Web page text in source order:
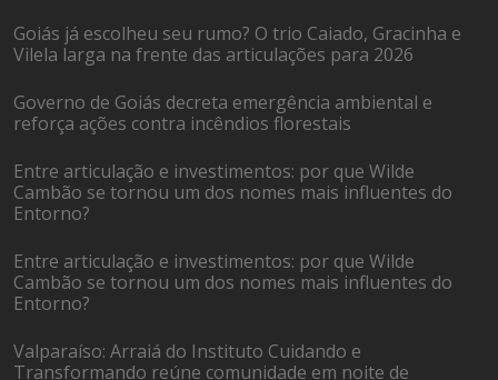
Goiás já escolheu seu rumo? O trio Caiado, Gracinha e
Vilela larga na frente das articulações para 2026
Governo de Goiás decreta emergência ambiental e
reforça ações contra incêndios florestais
Entre articulação e investimentos: por que Wilde
Cambão se tornou um dos nomes mais influentes do
Entorno?
Entre articulação e investimentos: por que Wilde
Cambão se tornou um dos nomes mais influentes do
Entorno?
Valparaíso: Arraiá do Instituto Cuidando e
Transformando reúne comunidade em noite de